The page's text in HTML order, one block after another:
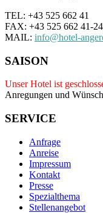
TEL: +43 525 662 41
FAX: +43 525 662 41-24
MAIL: info@hotel-
SAISON
Unser Hotel ist
Anregungen und
SERVICE
Anfrage
Anreise
Impressum
Kontakt
Presse
Spezialthema
Stellenangebot